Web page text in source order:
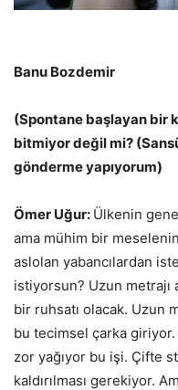
Banu Bozdemir
(Spontane başlayan bir
bitmiyor değil mi?
gönderme yapıyorum)
Ömer Uğur: Ülkenin
ama mühim bir
aslolan yabancılardan
istiyorsun? Uzun metrajı
bir ruhsatı olacak. Uzun
bu tecimsel çarka
zor yağıyor bu işi. Çifte
kaldırılması gerekiyor.